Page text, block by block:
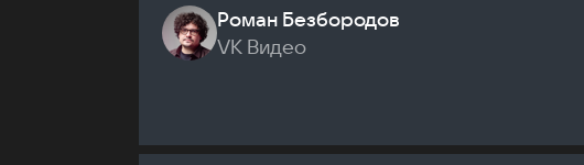
Роман Безбородов
VK Видео